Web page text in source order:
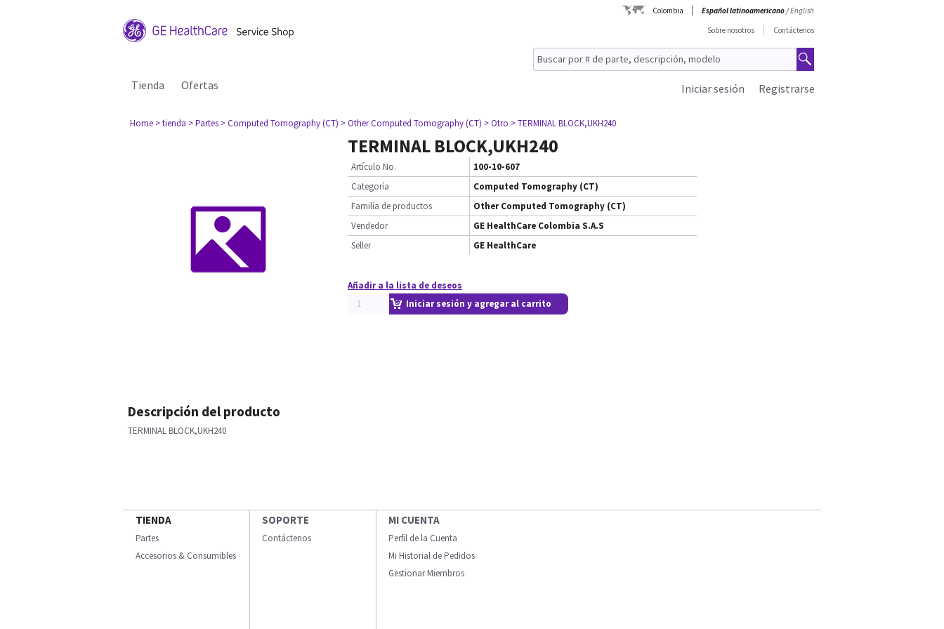
Colombia Español latinoamericano/English
Sobre nosotros
Contáctenos
Tienda Ofertas Registrarse
Iniciar sesión
Home > tienda > Partes > Computed Tomography (CT) > Other Computed Tomography (CT) > Otro > TERMINAL BLOCK,UKH240
TERMINAL BLOCK,UKH240
Artículo No.
100-10-607
Categoría
Computed Tomography (CT)
Familia de productos
Other Computed Tomography (CT)
Vendedor
GE HealthCare Colombia S.A.S
Seller
GE HealthCare
Añadir a la lista de deseos
Iniciar sesión y agregar al carrito
Descripción del producto
TERMINAL BLOCK,UKH240
TIENDA
Partes
Accesorios & Consumibles
SOPORTE
Contáctenos
MI CUENTA
Perfil de la Cuenta
Mi Historial de Pedidos
Gestionar Miembros